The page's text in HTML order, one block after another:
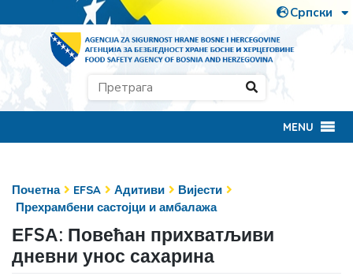
MENU
Почетна EFSA Адитиви
Вијести
Прехрамбени састојци и амбалажа
ЕFSА: Повећан прихватљиви
дневни унос сахарина